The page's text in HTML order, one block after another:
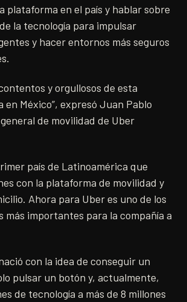
plataforma en el país y hablar sobre
la tecnología para impulsar
y hacer entornos más seguros
y orgullosos de esta
en México”, expresó Juan Pablo
de movilidad de Uber
país de Latinoamérica que
con la plataforma de movilidad y
Ahora para Uber es uno de los
más importantes para la compañía a
con la idea de conseguir un
pulsar un botón y, actualmente,
de tecnología a más de 8 millones